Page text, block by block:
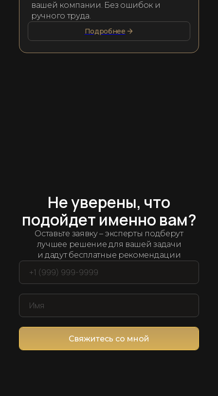
вашей компании. Без ошибок и
ручного труда.
Подробнее
Не уверены, что
подойдет именно вам?
Оставьте заявку – эксперты подберут
лучшее решение для вашей задачи
и дадут бесплатные рекомендации
Свяжитесь со мной
лучшие
мы протестировали и отобрали десятки
компанией и продажами